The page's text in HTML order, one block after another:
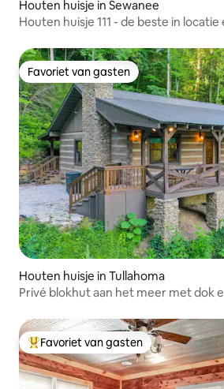
Houten huisje in Sewanee
Houten huisje 111 - de beste in
Favoriet van gasten
Favoriet van gasten
Houten huisje in Tullahoma
Privé blokhut aan het meer met dok
Topfavoriet van gasten
Favoriet van gasten